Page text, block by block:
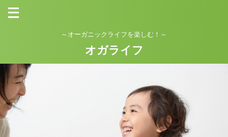
～オーガニックライフを楽しむ！～
オガライフ